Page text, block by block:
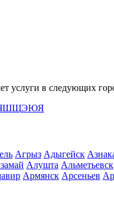
услуги в следующих
ШЩЭЮЯ
Агрыз Адыгейск
Алушта Альметьевск
Армянск Арсеньев